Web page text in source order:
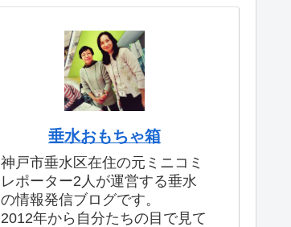
垂水おもちゃ箱
神戸市垂水区在住の元ミニコミ
レポーター2人が運営する垂水
の情報発信ブログです。
2012年から自分たちの目で見て